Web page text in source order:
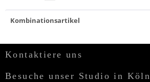
Kombinationsartikel
Kontaktiere uns
Besuche unser Studio in Köln